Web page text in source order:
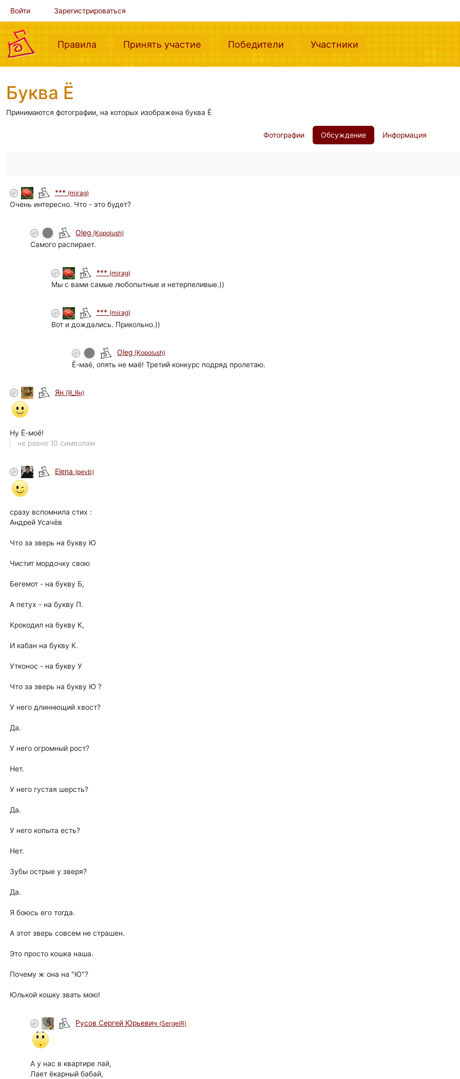
Войти Зарегистрироваться
Правила (current)Принять участие (current)Победители (current)Участники
Буква Ё
Принимаются фотографии, на которых изображена буква Ё
Фотографии Обсуждение Информация
*** (mirag)
Очень интересно. Что - это будет?
Oleg (Kopolush)
Самого распирает.
*** (mirag)
Мы с вами самые любопытные и нетерпеливые.))
*** (mirag)
Вот и дождались. Прикольно.))
Oleg (Kopolush)
Ё-маё, опять не маё! Третий конкурс подряд пролетаю.
Ян (Я_Ян)
Ну Ё-моё!
не равно 10 символам
Elena (pevb)
сразу вспомнила стих :
Андрей Усачёв
Что за зверь на букву Ю
Чистит мордочку свою
Бегемот - на букву Б,
А петух - на букву П.
Крокодил на букву К,
И кабан на букву К.
Утконос - на букву У
Что за зверь на букву Ю ?
У него длиннющий хвост?
Да.
У него огромный рост?
Нет.
У него густая шерсть?
Да.
У него копыта есть?
Нет.
Зубы острые у зверя?
Да.
Я боюсь его тогда.
А этот зверь совсем не страшен.
Это просто кошка наша.
Почему ж она на "Ю"?
Юлькой кошку звать мою!
Русов Сергей Юрьевич (SergeiR)
А у нас в квартире лай,
Лает ёкарный бабай,